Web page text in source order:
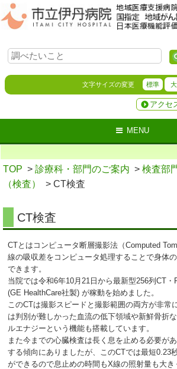
文字サイズの変更 標準 大
アクセ
MENU
TOP > 診療科・部門のご案内 > 検査部
（検査）
> CT検査
CT検査
CTとはコンピュータ断層撮影法（Computed
線の吸収差をコンピュータ処理することで身体
できます。
当院では令和6年10月21日から最新型256列CT
(GE HealthCare社製) が稼動を始めました。
このCTは撮影スピードと撮影範囲の両方が非常
は判別が難しかった血流の低下領域や新鮮骨折
ルエナジーという機能も搭載しています。
また今までの心臓検査は長く息を止める必要が
する傾向にありましたが、このCTでは最短0.23
ができるので息止めの時間もX線の照射量も大